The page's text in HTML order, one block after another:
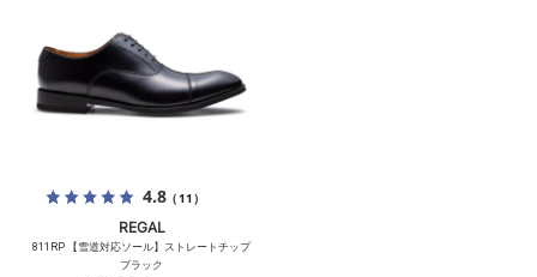
4.8（11）
REGAL
811RP 【雪道対応ソール】ストレートチップ
ブラック